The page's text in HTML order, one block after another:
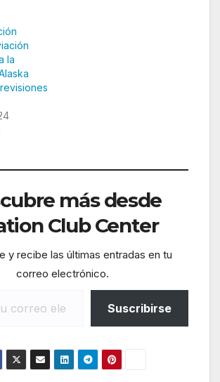
la
más desde
Club Center
y recibe las últimas entradas en tu
correo electrónico.
Suscribirse